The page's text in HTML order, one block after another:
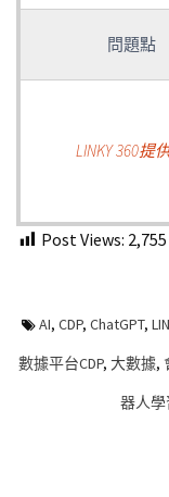
問題點
LINKY 360提
Post Views: 2,755
AI, CDP, ChatGPT,
數據平台CDP, 大數據,
器人學